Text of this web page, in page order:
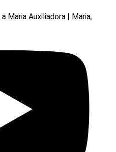
Maria Auxiliadora | Maria,